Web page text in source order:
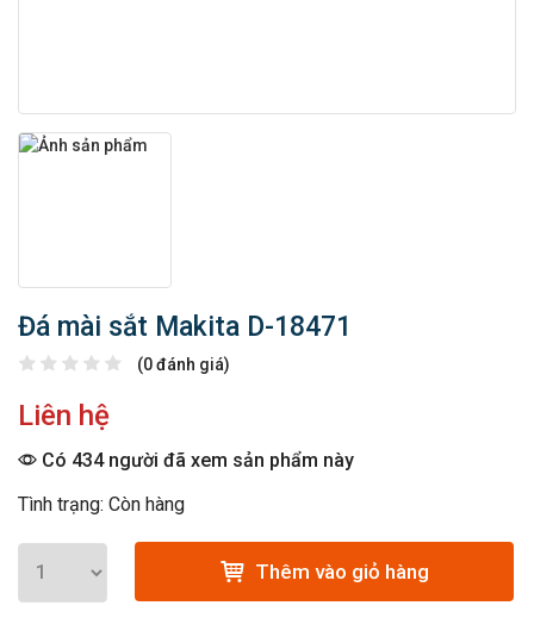
Đá mài sắt Makita D-18471
(0 đánh giá)
Liên hệ
Có 434 người đã xem sản phẩm này
Tình trạng: Còn hàng
Thêm vào giỏ hàng